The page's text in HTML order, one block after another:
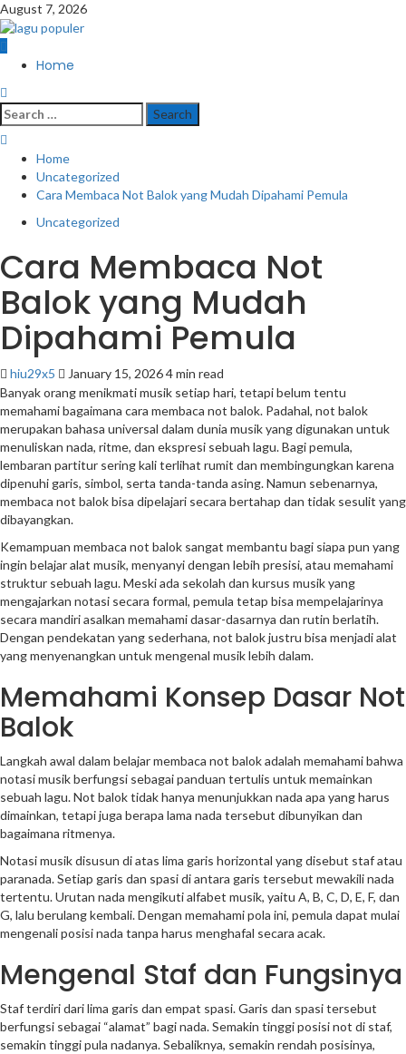
Skip
to
content
August 7, 2026
PrimaryHome
Search
for:
Home
Uncategorized
Cara Membaca Not Balok yang Mudah Dipahami Pemula
Uncategorized
Cara Membaca Not
Balok yang Mudah
Dipahami Pemula
hiu29x5 January 15, 20264 min read
Banyak orang menikmati musik setiap hari, tetapi belum tentu
memahami bagaimana cara membaca not balok. Padahal, not balok
merupakan bahasa universal dalam dunia musik yang digunakan untuk
menuliskan nada, ritme, dan ekspresi sebuah lagu. Bagi pemula,
lembaran partitur sering kali terlihat rumit dan membingungkan karena
dipenuhi garis, simbol, serta tanda-tanda asing. Namun sebenarnya,
membaca not balok bisa dipelajari secara bertahap dan tidak sesulit yang
dibayangkan.
Kemampuan membaca not balok sangat membantu bagi siapa pun yang
ingin belajar alat musik, menyanyi dengan lebih presisi, atau memahami
struktur sebuah lagu. Meski ada sekolah dan kursus musik yang
mengajarkan notasi secara formal, pemula tetap bisa mempelajarinya
secara mandiri asalkan memahami dasar-dasarnya dan rutin berlatih.
Dengan pendekatan yang sederhana, not balok justru bisa menjadi alat
yang menyenangkan untuk mengenal musik lebih dalam.
Memahami Konsep Dasar Not
Balok
Langkah awal dalam belajar membaca not balok adalah memahami bahwa
notasi musik berfungsi sebagai panduan tertulis untuk memainkan
sebuah lagu. Not balok tidak hanya menunjukkan nada apa yang harus
dimainkan, tetapi juga berapa lama nada tersebut dibunyikan dan
bagaimana ritmenya.
Notasi musik disusun di atas lima garis horizontal yang disebut staf atau
paranada. Setiap garis dan spasi di antara garis tersebut mewakili nada
tertentu. Urutan nada mengikuti alfabet musik, yaitu A, B, C, D, E, F, dan
G, lalu berulang kembali. Dengan memahami pola ini, pemula dapat mulai
mengenali posisi nada tanpa harus menghafal secara acak.
Mengenal Staf dan Fungsinya
Staf terdiri dari lima garis dan empat spasi. Garis dan spasi tersebut
berfungsi sebagai “alamat” bagi nada. Semakin tinggi posisi not di staf,
semakin tinggi pula nadanya. Sebaliknya, semakin rendah posisinya,